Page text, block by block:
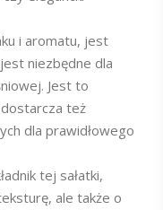
i aromatu, jest
niezbędne dla
Jest to
też
dla prawidłowego
tej sałatki,
ale także o